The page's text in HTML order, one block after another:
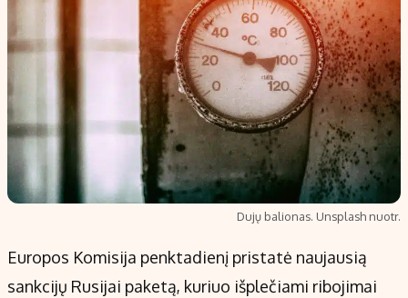
Saulės elektrinės
Kriptovaliutos
Indėlių skaičiuoklė
Būsto finansai
Įdomios naujienos
Redakcija
Apie mus
Privatumo politika
Turinio žymėjimo taisyklės
Dujų balionas. Unsplash nuotr.
Europos Komisija penktadienį pristatė naujausią
sankcijų Rusijai paketą, kuriuo išplečiami ribojimai